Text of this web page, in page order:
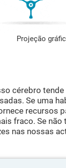
Projeção
cérebro
Se uma
recursos
fraco. Se
nas nossas